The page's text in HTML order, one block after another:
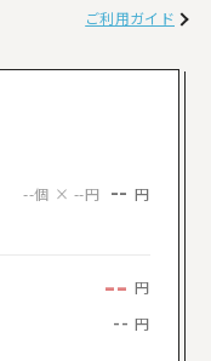
ご利用ガイド
--個 × --円 -- 円
-- 円
-- 円